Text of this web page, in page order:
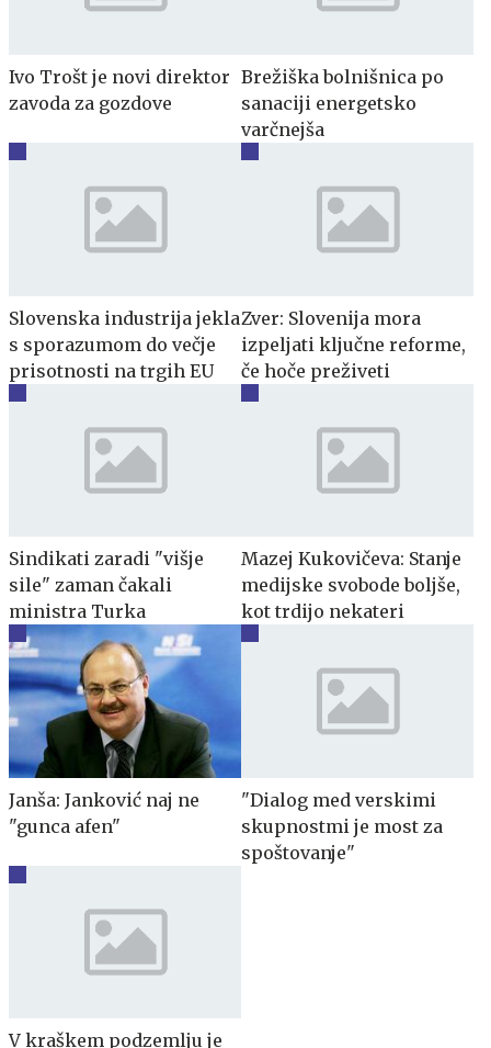
Ivo Trošt je novi direktor
zavoda za gozdove
Brežiška bolnišnica po
sanaciji energetsko
varčnejša
Slovenska industrija jekla
s sporazumom do večje
prisotnosti na trgih EU
Zver: Slovenija mora
izpeljati ključne reforme,
če hoče preživeti
Sindikati zaradi "višje
sile" zaman čakali
ministra Turka
Mazej Kukovičeva: Stanje
medijske svobode boljše,
kot trdijo nekateri
Janša: Janković naj ne
"gunca afen"
"Dialog med verskimi
skupnostmi je most za
spoštovanje"
V kraškem podzemlju je